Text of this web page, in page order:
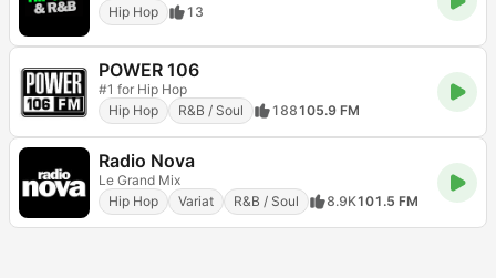
Hip Hop 13
POWER 106
#1 for Hip Hop
Hip Hop
R&B / Soul 188105.9 FM
Radio Nova
Le Grand Mix
Hip Hop
Variat R&B / Soul 8.9K101.5 FM